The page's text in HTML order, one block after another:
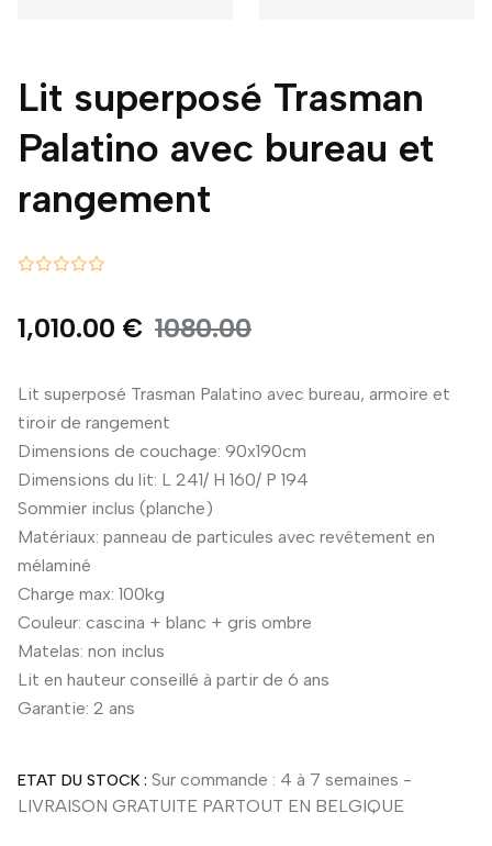
Lit superposé Trasman
Palatino avec bureau et
rangement
1,010.00 € 1080.00
Lit superposé Trasman Palatino avec bureau, armoire et
tiroir de rangement
Dimensions de couchage: 90x190cm
Dimensions du lit: L 241/ H 160/ P 194
Sommier inclus (planche)
Matériaux: panneau de particules avec revêtement en
mélaminé
Charge max: 100kg
Couleur: cascina + blanc + gris ombre
Matelas: non inclus
Lit en hauteur conseillé à partir de 6 ans
Garantie: 2 ans
ETAT DU STOCK : Sur commande : 4 à 7 semaines -
LIVRAISON GRATUITE PARTOUT EN BELGIQUE